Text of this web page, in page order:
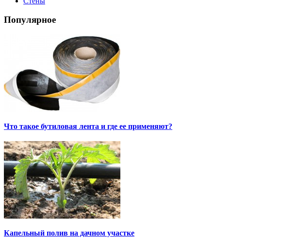
Популярное
Что такое бутиловая лента и где ее применяют?
Капельный полив на дачном участке